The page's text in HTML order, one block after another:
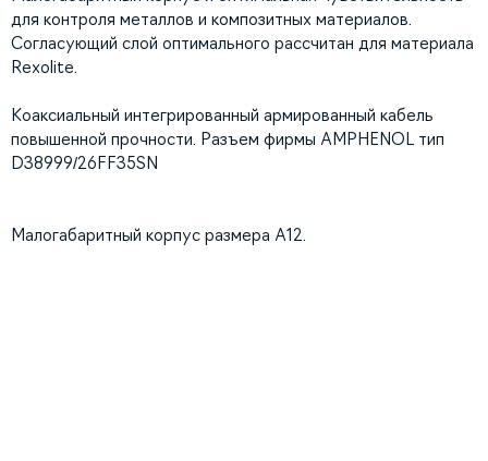
для контроля металлов и композитных материалов.
Согласующий слой оптимального раccчитан для материала
Rexolite.
Коаксиальный интегрированный армированный кабель
повышенной прочности. Разъем фирмы AMPHENOL тип
D38999/26FF35SN
Малогабаритный корпус размера A12.